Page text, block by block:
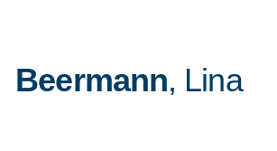
Beermann, Lina